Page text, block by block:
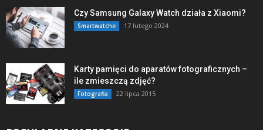
Czy Samsung Galaxy Watch działa z Xiaomi?
Smartwatche 17 lutego 2024
Karty pamięci do aparatów fotograficznych –
ile zmieszczą zdjęć?
Fotografia 22 lipca 2015